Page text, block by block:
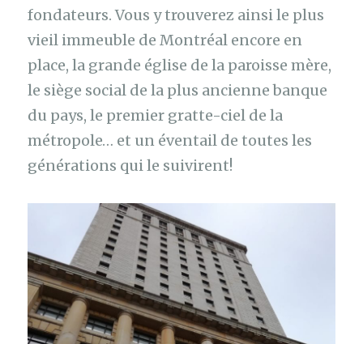
fondateurs. Vous y trouverez ainsi le plus
vieil immeuble de Montréal encore en
place, la grande église de la paroisse mère,
le siège social de la plus ancienne banque
du pays, le premier gratte-ciel de la
métropole… et un éventail de toutes les
générations qui le suivirent!